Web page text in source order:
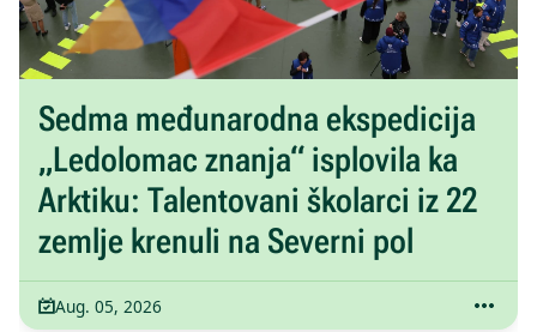
Sedma međunarodna ekspedicija
„Ledolomac znanja“ isplovila ka
Arktiku: Talentovani školarci iz 22
zemlje krenuli na Severni pol
Aug. 05, 2026